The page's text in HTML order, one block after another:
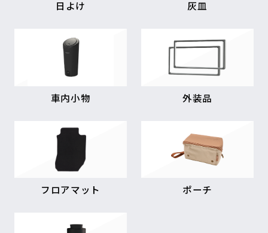
日よけ 灰皿
車内小物 外装品
フロアマット ポーチ